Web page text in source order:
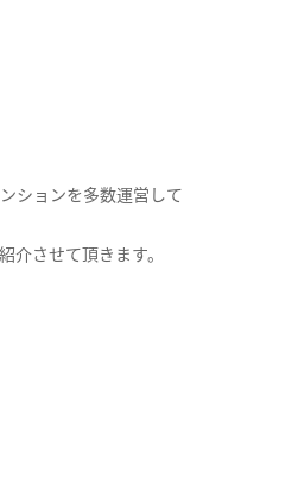
ションを多数運営して
介させて頂きます。